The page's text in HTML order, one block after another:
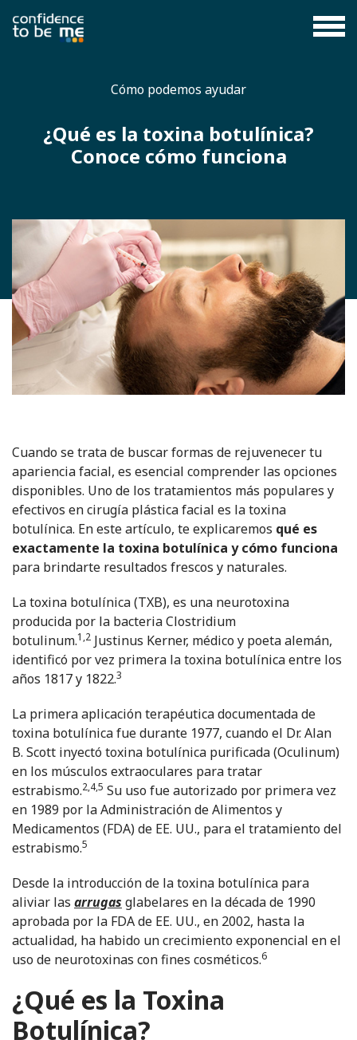
Cómo podemos ayudar
¿Qué es la toxina botulínica?
Conoce cómo funciona
Cuando se trata de buscar formas de rejuvenecer tu
apariencia facial, es esencial comprender las opciones
disponibles. Uno de los tratamientos más populares y
efectivos en cirugía plástica facial es la toxina
botulínica. En este artículo, te explicaremos qué es
exactamente la toxina botulínica y cómo funciona
para brindarte resultados frescos y naturales.
La toxina botulínica (TXB), es una neurotoxina
producida por la bacteria Clostridium
botulinum.1,2 Justinus Kerner, médico y poeta alemán,
identificó por vez primera la toxina botulínica entre los
años 1817 y 1822.3
La primera aplicación terapéutica documentada de
toxina botulínica fue durante 1977, cuando el Dr. Alan
B. Scott inyectó toxina botulínica purificada (Oculinum)
en los músculos extraoculares para tratar
estrabismo.2,4,5 Su uso fue autorizado por primera vez
en 1989 por la Administración de Alimentos y
Medicamentos (FDA) de EE. UU., para el tratamiento del
estrabismo.5
Desde la introducción de la toxina botulínica para
aliviar las arrugas glabelares en la década de 1990
aprobada por la FDA de EE. UU., en 2002, hasta la
actualidad, ha habido un crecimiento exponencial en el
uso de neurotoxinas con fines cosméticos.6
¿Qué es la Toxina
Botulínica?